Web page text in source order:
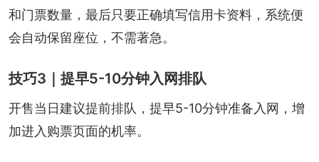
和门票数量，最后只要正确填写信用卡资料，系统便
会自动保留座位，不需著急。
技巧3｜提早5-10分钟入网排队
开售当日建议提前排队，提早5-10分钟准备入网，增
加进入购票页面的机率。